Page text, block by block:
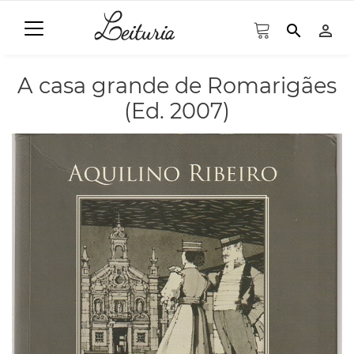
search person_outline
A casa grande de Romarigães
(Ed. 2007)